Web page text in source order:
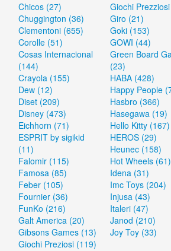
Chicos (27)
Chuggington (36)
Clementoni (655)
Corolle (51)
Cosas Internacional
(144)
Crayola (155)
Dew (12)
Diset (209)
Disney (473)
Eichhorn (71)
ESPRIT by sigikid
(11)
Falomir (115)
Famosa (85)
Feber (105)
Fournier (36)
FunKo (216)
Galt America (20)
Gibsons Games (13)
Giochi Preziosi (119)
Giochi
Giro (21)
Goki (153)
GOWI (44)
Green Board
(23)
HABA (428)
Happy People
Hasbro (366)
Hasegawa (19)
Hello Kitty (167)
HEROS (29)
Heunec (158)
Hot Wheels (61)
Idena (31)
Imc Toys (204)
Injusa (43)
Italeri (47)
Janod (210)
Joy Toy (33)